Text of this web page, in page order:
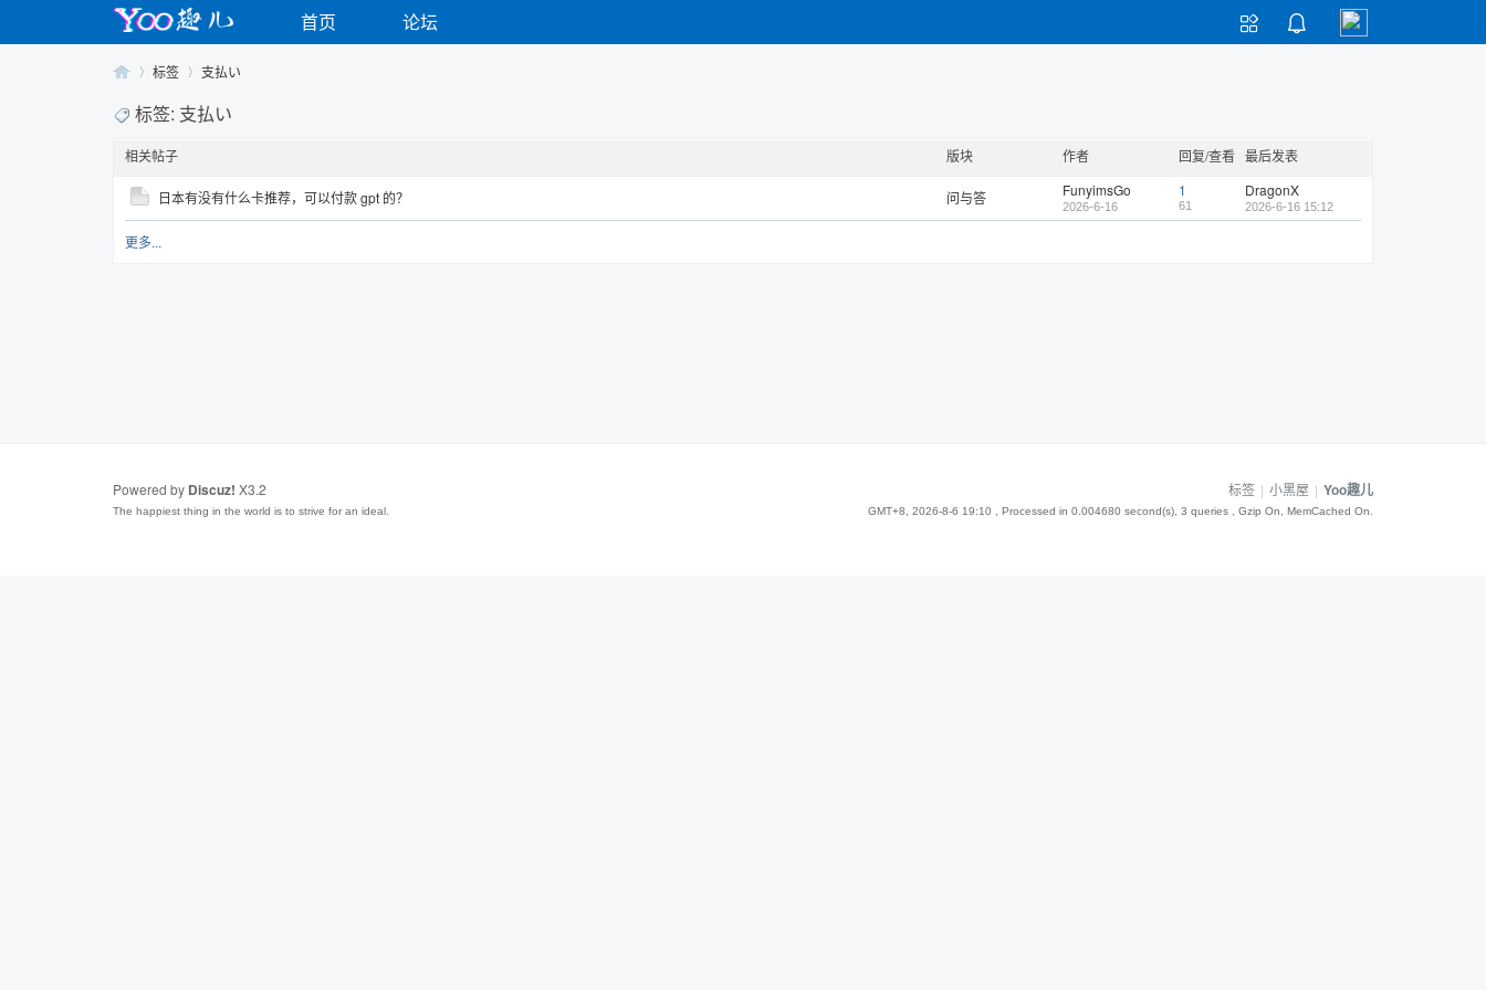


首页 论坛
Yo›
标签 支払い
标签: 支払い
相关帖子 版块 作者 回复/查看 最后发表
日本有没有什么卡推荐，可以付款 gpt 的？ 问与答 FunyimsGo
2026-6-16
1
61
DragonX
2026-6-16 15:12
更多...
标签 | 小黑屋 | Yoo趣儿
GMT+8, 2026-8-6 19:10 , Processed in 0.004680 second(s), 3 queries , Gzip On, MemCached On.
Powered by Discuz! X3.2
The happiest thing in the world is to strive for an ideal.